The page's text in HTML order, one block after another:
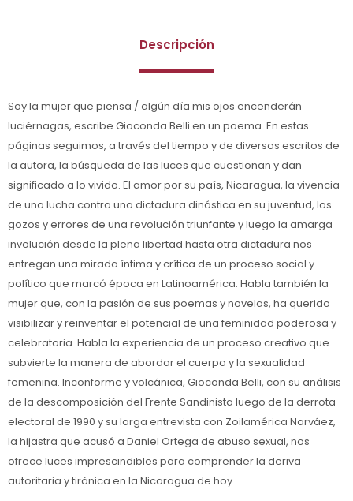
Descripción
Soy la mujer que piensa / algún día mis ojos encenderán
luciérnagas, escribe Gioconda Belli en un poema. En estas
páginas seguimos, a través del tiempo y de diversos escritos de
la autora, la búsqueda de las luces que cuestionan y dan
significado a lo vivido. El amor por su país, Nicaragua, la vivencia
de una lucha contra una dictadura dinástica en su juventud, los
gozos y errores de una revolución triunfante y luego la amarga
involución desde la plena libertad hasta otra dictadura nos
entregan una mirada íntima y crítica de un proceso social y
político que marcó época en Latinoamérica. Habla también la
mujer que, con la pasión de sus poemas y novelas, ha querido
visibilizar y reinventar el potencial de una feminidad poderosa y
celebratoria. Habla la experiencia de un proceso creativo que
subvierte la manera de abordar el cuerpo y la sexualidad
femenina. Inconforme y volcánica, Gioconda Belli, con su análisis
de la descomposición del Frente Sandinista luego de la derrota
electoral de 1990 y su larga entrevista con Zoilamérica Narváez,
la hijastra que acusó a Daniel Ortega de abuso sexual, nos
ofrece luces imprescindibles para comprender la deriva
autoritaria y tiránica en la Nicaragua de hoy.